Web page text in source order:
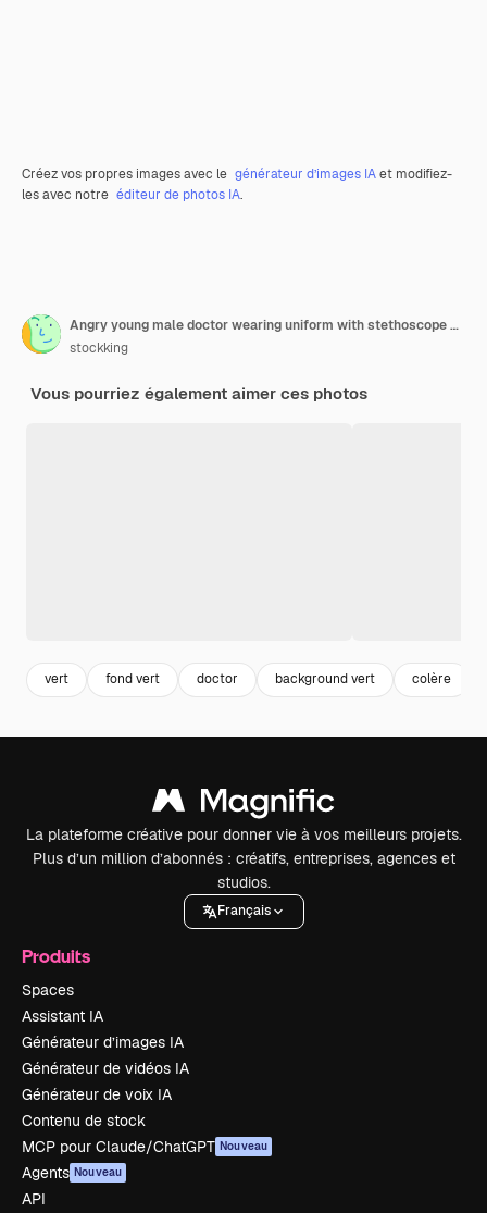
Créez vos propres images avec le générateur d’images IAet modifiez-
les avec notre éditeur de photos IA.
Angry young male doctor wearing uniform with stethoscope holding seringue avec ampoule isolé sur fond vert
stockking
Vous pourriez également aimer ces photos
vert fond vert doctor background vert colère
La plateforme créative pour donner vie à vos meilleurs projets.
Plus d’un million d’abonnés : créatifs, entreprises, agences et
studios.
Français
Produits
Spaces
Assistant IA
Générateur d’images IA
Générateur de vidéos IA
Générateur de voix IA
Contenu de stock
MCP pour Claude/ChatGPT Nouveau
Agents Nouveau
API